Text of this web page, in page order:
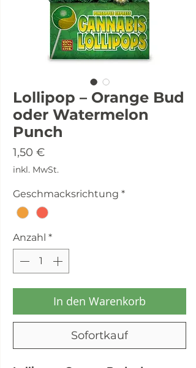
Lollipop – Orange Bud
oder Watermelon
Punch
1,50 €Preis
inkl. MwSt.
Geschmacksrichtung *
Anzahl *
In den Warenkorb
Sofortkauf